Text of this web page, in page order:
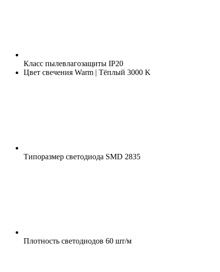
Класс пылевлагозащиты IP20
Цвет свечения Warm | Тёплый 3000 K
Типоразмер светодиода SMD 2835
Плотность светодиодов 60 шт/м